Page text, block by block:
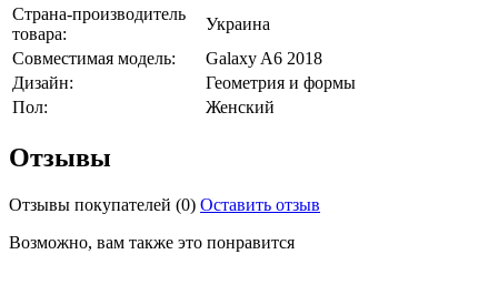
Страна-производитель
товара:
Украина
Совместимая модель:
Galaxy A6 2018
Дизайн:
Геометрия и формы
Пол:
Женский
Отзывы
Отзывы покупателей (0) Оставить отзыв
Возможно, вам также это понравится